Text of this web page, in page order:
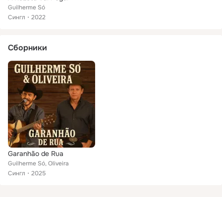
Guilherme Só
Сингл
2022
Сборники
Garanhão de Rua
Guilherme Só, Oliveira
Сингл
2025